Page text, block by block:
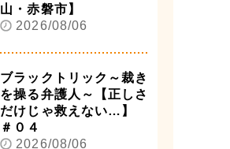
山・赤磐市】
2026/08/06
ブラックトリック～裁き
を操る弁護人～【正しさ
だけじゃ救えない…】
＃０４
2026/08/06